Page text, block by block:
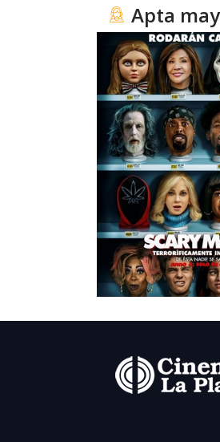
Apta